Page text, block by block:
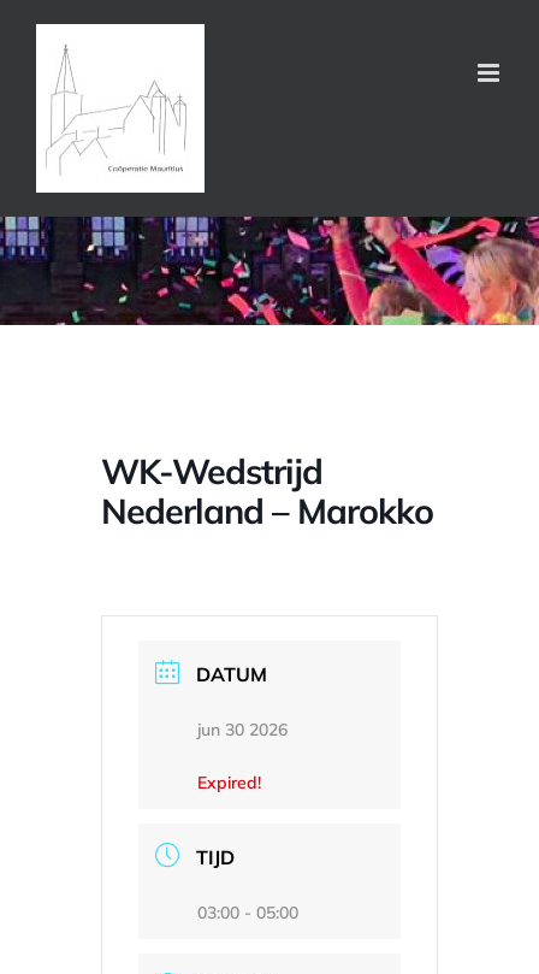
inhoud
WK-Wedstrijd
Nederland – Marokko
DATUM
jun 30 2026
Expired!
TIJD
03:00 - 05:00